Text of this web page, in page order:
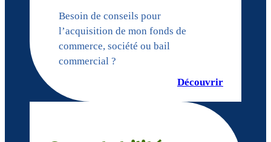
Besoin de conseils pour
l’acquisition de mon fonds de
commerce, société ou bail
commercial ?
Découvrir